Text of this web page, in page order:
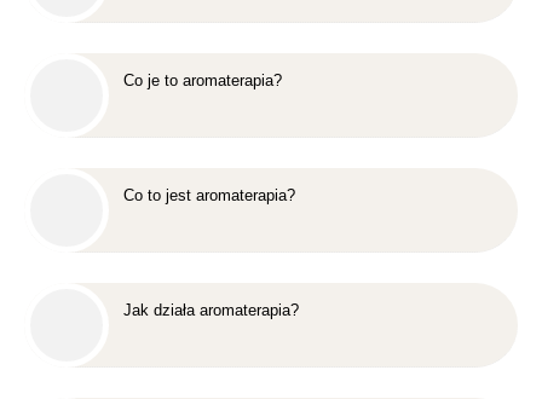
Co je to aromaterapia?
Co to jest aromaterapia?
Jak działa aromaterapia?